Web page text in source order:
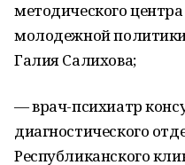
методического
молодежной
Галия Салихова;
— врач-психиатр
диагностического
Республиканского